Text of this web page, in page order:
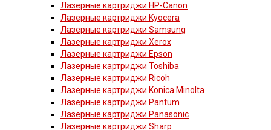
Лазерные картриджи HP-Canon
Лазерные картриджи Kyocera
Лазерные картриджи Samsung
Лазерные картриджи Xerox
Лазерные картриджи Epson
Лазерные картриджи Toshiba
Лазерные картриджи Ricoh
Лазерные картриджи Konica Minolta
Лазерные картриджи Pantum
Лазерные картриджи Panasonic
Лазерные картриджи Sharp